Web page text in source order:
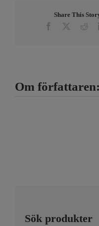
Share This
Facebook
Om författaren:
Sök produkter